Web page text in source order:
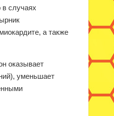
в случаях
а также
оказывает
уменьшает